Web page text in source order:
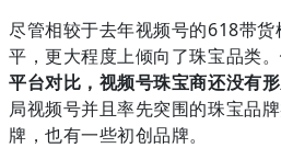
尽管相较于去年视频号的618带
平，更大程度上倾向了珠宝品类。
平台对比，视频号珠宝商还没有形
局视频号并且率先突围的珠宝品
牌，也有一些初创品牌。